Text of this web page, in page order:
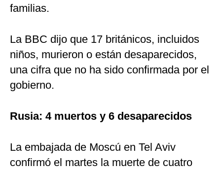
familias.
La BBC dijo que 17 británicos, incluidos
niños, murieron o están desaparecidos,
una cifra que no ha sido confirmada por el
gobierno.
Rusia: 4 muertos y 6 desaparecidos
La embajada de Moscú en Tel Aviv
confirmó el martes la muerte de cuatro